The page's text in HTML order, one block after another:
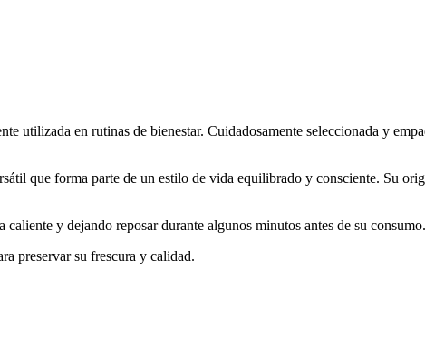
utilizada en rutinas de bienestar. Cuidadosamente seleccionada y
que forma parte de un estilo de vida equilibrado y consciente. Su
y dejando reposar durante algunos minutos antes de su consumo.
preservar su frescura y calidad.